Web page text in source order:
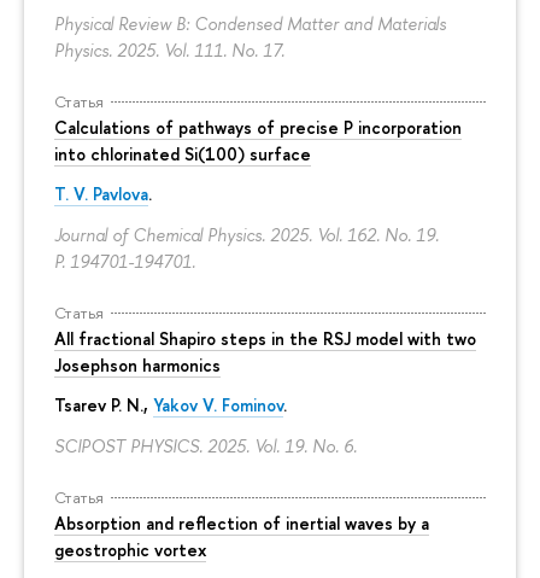
Physical Review B: Condensed Matter and Materials
Physics. 2025. Vol. 111. No. 17.
Статья
Calculations of pathways of precise P incorporation
into chlorinated Si(100) surface
T. V. Pavlova.
Journal of Chemical Physics. 2025. Vol. 162. No. 19.
P. 194701-194701.
Статья
All fractional Shapiro steps in the RSJ model with two
Josephson harmonics
Tsarev P. N., Yakov V. Fominov.
SCIPOST PHYSICS. 2025. Vol. 19. No. 6.
Статья
Absorption and reflection of inertial waves by a
geostrophic vortex